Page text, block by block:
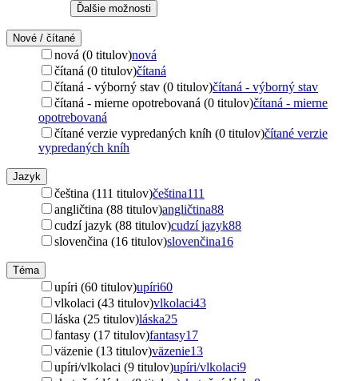
Ďalšie možnosti
Nové / čítané
nová (0 titulov)nová
čítaná (0 titulov)čítaná
čítaná - výborný stav (0 titulov)čítaná - výborný stav
čítaná - mierne opotrebovaná (0 titulov)čítaná - mierne
opotrebovaná
čítané verzie vypredaných kníh (0 titulov)čítané verzie
vypredaných kníh
Jazyk
čeština (111 titulov)čeština111
angličtina (88 titulov)angličtina88
cudzí jazyk (88 titulov)cudzí jazyk88
slovenčina (16 titulov)slovenčina16
Téma
upíri (60 titulov)upíri60
vlkolaci (43 titulov)vlkolaci43
láska (25 titulov)láska25
fantasy (17 titulov)fantasy17
väzenie (13 titulov)väzenie13
upíri/vlkolaci (9 titulov)upíri/vlkolaci9